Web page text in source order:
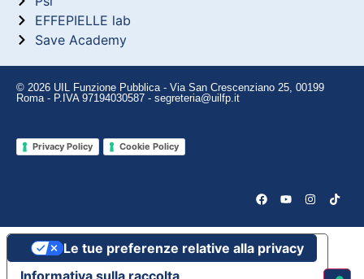
EFFEPIELLE lab
Save Academy
© 2026 UIL Funzione Pubblica - Via San Crescenziano 25, 00199
Roma - P.IVA 97194030587 - segreteria@uilfp.it
Privacy Policy Cookie Policy
Le tue preferenze relative alla privacy